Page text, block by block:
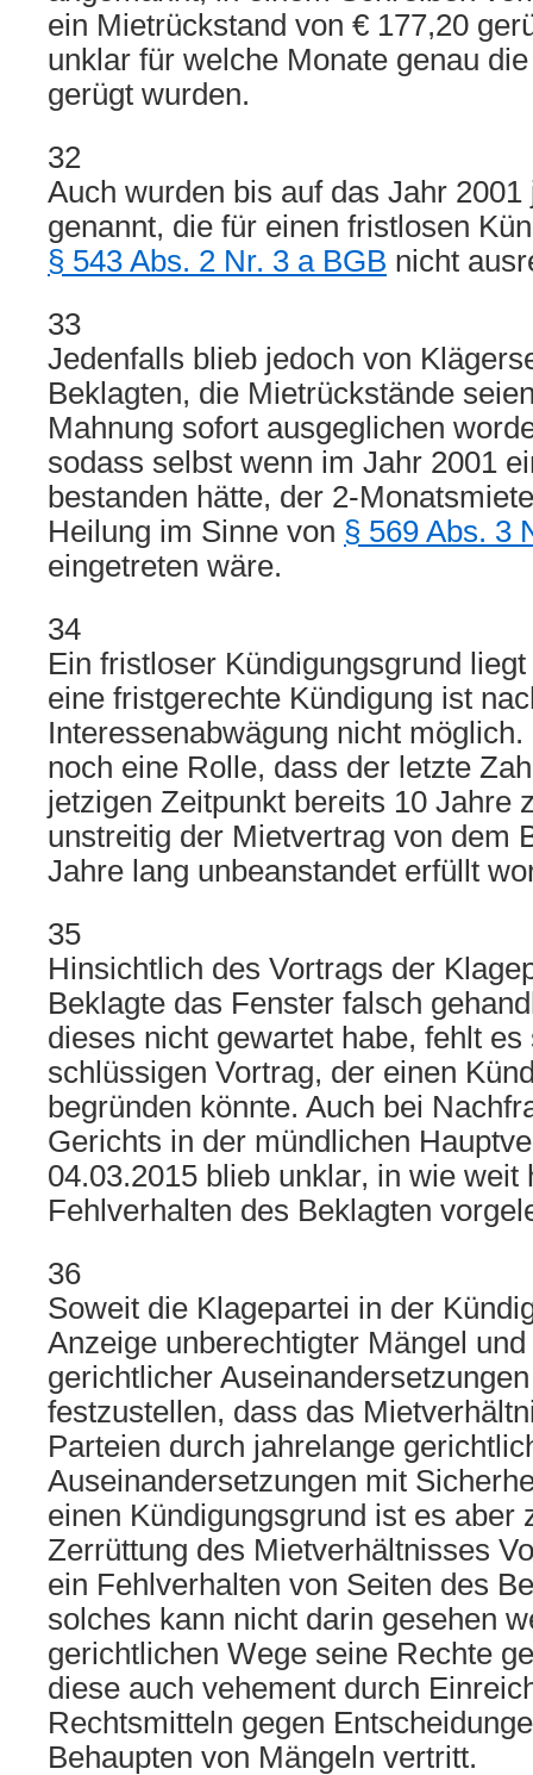
ein Mietrückstand von € 177,20
unklar für welche Monate genau
gerügt wurden.
32
Auch wurden bis auf das Jahr
genannt, die für einen fristlosen
§ 543 Abs. 2 Nr. 3 a BGB nicht
33
Jedenfalls blieb jedoch von
Beklagten, die Mietrückstände
Mahnung sofort ausgeglichen
sodass selbst wenn im Jahr 2001
bestanden hätte, der 2-
Heilung im Sinne von § 569 Abs. 3
eingetreten wäre.
34
Ein fristloser Kündigungsgrund
eine fristgerechte Kündigung ist
Interessenabwägung nicht
noch eine Rolle, dass der letzte
jetzigen Zeitpunkt bereits 10 Jahre
unstreitig der Mietvertrag von dem
Jahre lang unbeanstandet erfüllt
35
Hinsichtlich des Vortrags der
Beklagte das Fenster falsch
dieses nicht gewartet habe, fehlt es
schlüssigen Vortrag, der einen
begründen könnte. Auch bei
Gerichts in der mündlichen
04.03.2015 blieb unklar, in wie weit
Fehlverhalten des Beklagten
36
Soweit die Klagepartei in der
Anzeige unberechtigter Mängel
gerichtlicher
festzustellen, dass das
Parteien durch jahrelange
Auseinandersetzungen mit
einen Kündigungsgrund ist es aber
Zerrüttung des Mietverhältnisses
ein Fehlverhalten von Seiten des
solches kann nicht darin gesehen
gerichtlichen Wege seine Rechte
diese auch vehement durch
Rechtsmitteln gegen
Behaupten von Mängeln vertritt.